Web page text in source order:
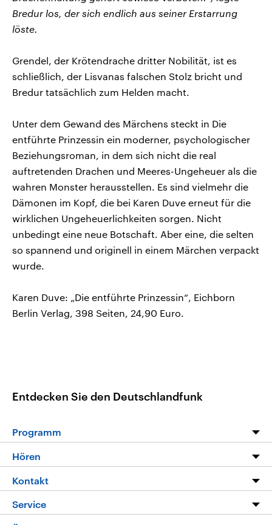
Bredur los, der sich endlich aus seiner Erstarrung
löste.
Grendel, der Krötendrache dritter Nobilität, ist es
schließlich, der Lisvanas falschen Stolz bricht und
Bredur tatsächlich zum Helden macht.
Unter dem Gewand des Märchens steckt in Die
entführte Prinzessin ein moderner, psychologischer
Beziehungsroman, in dem sich nicht die real
auftretenden Drachen und Meeres-Ungeheuer als die
wahren Monster herausstellen. Es sind vielmehr die
Dämonen im Kopf, die bei Karen Duve erneut für die
wirklichen Ungeheuerlichkeiten sorgen. Nicht
unbedingt eine neue Botschaft. Aber eine, die selten
so spannend und originell in einem Märchen verpackt
wurde.
Karen Duve: „Die entführte Prinzessin“, Eichborn
Berlin Verlag, 398 Seiten, 24,90 Euro.
Entdecken Sie den Deutschlandfunk
Programm
Die Nachrichten
Nachrichtenleicht
Hören
Livestream
Podcasts
Kontakt
Hörerservice
Service